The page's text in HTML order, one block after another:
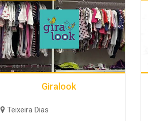
Giralook
Teixeira Dias